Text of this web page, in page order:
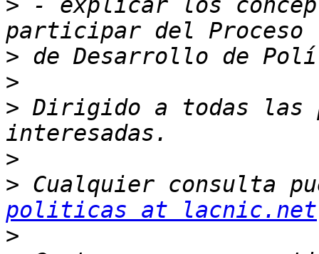
> - explicar los
>
>
> Dirigido a todas las
>
> Cualquier consulta
politicas at lacnic.net
>